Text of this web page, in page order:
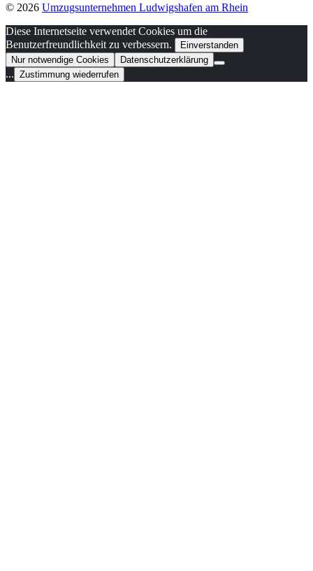
© 2026 Umzugsunternehmen Ludwigshafen am Rhein
Diese Internetseite verwendet Cookies um die
Benutzerfreundlichkeit zu verbessern.
Einverstanden
Nur notwendige Cookies
Datenschutzerklärung
... Zustimmung wiederrufen